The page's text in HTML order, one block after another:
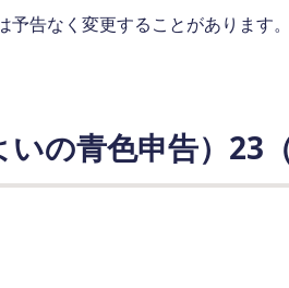
告なく変更することがあります。
の青色申告）23